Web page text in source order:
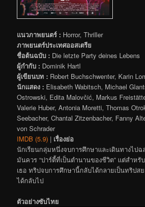
แนวภาพยนตร์ : Horror, Thriller
ภาพยนตร์ประเทศออสเตรีย
ชื่อต้นฉบับ : Die letzte Party deines Lebens
ผู้กำกับ : Dominik Hartl
ผู้เขียนบท : Robert Buchschwenter, Karin
นักแสดง : Elisabeth Wabitsch, Michael
Ostrowski, Edita Malovčić, Markus
Valerie Huber, Antonia Moretti, Thomas
Seebacher, Chantal Zitzenbacher, Fanny
von Schrader
IMDB (5.9) | เรื่องย่อ
นักเรียนกลุ่มหนึ่งจบการศึกษาและเดินทางไปฉ
มันควร “ปาร์ตี้ที่เป็นตำนานของชีวิต” แต่สำหรั
เธอ ทริปจบการศึกษานี้กลับได้กลายเป็นทริปส
ได้กลับไป
ตัวอย่างซับไทย